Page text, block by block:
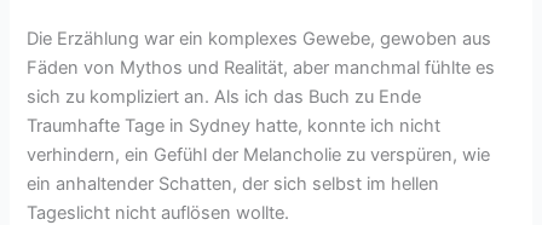
Die Erzählung war ein komplexes Gewebe, gewoben aus
Fäden von Mythos und Realität, aber manchmal fühlte es
sich zu kompliziert an. Als ich das Buch zu Ende
Traumhafte Tage in Sydney hatte, konnte ich nicht
verhindern, ein Gefühl der Melancholie zu verspüren, wie
ein anhaltender Schatten, der sich selbst im hellen
Tageslicht nicht auflösen wollte.